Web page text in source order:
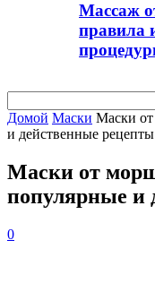
Массаж
правила
Домой Маски Маски от
и действенные рецепты
Маски от
популярные и
0